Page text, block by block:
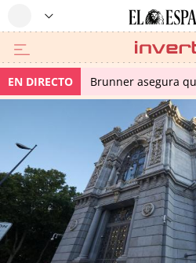
EN DIRECTO Brunner asegura